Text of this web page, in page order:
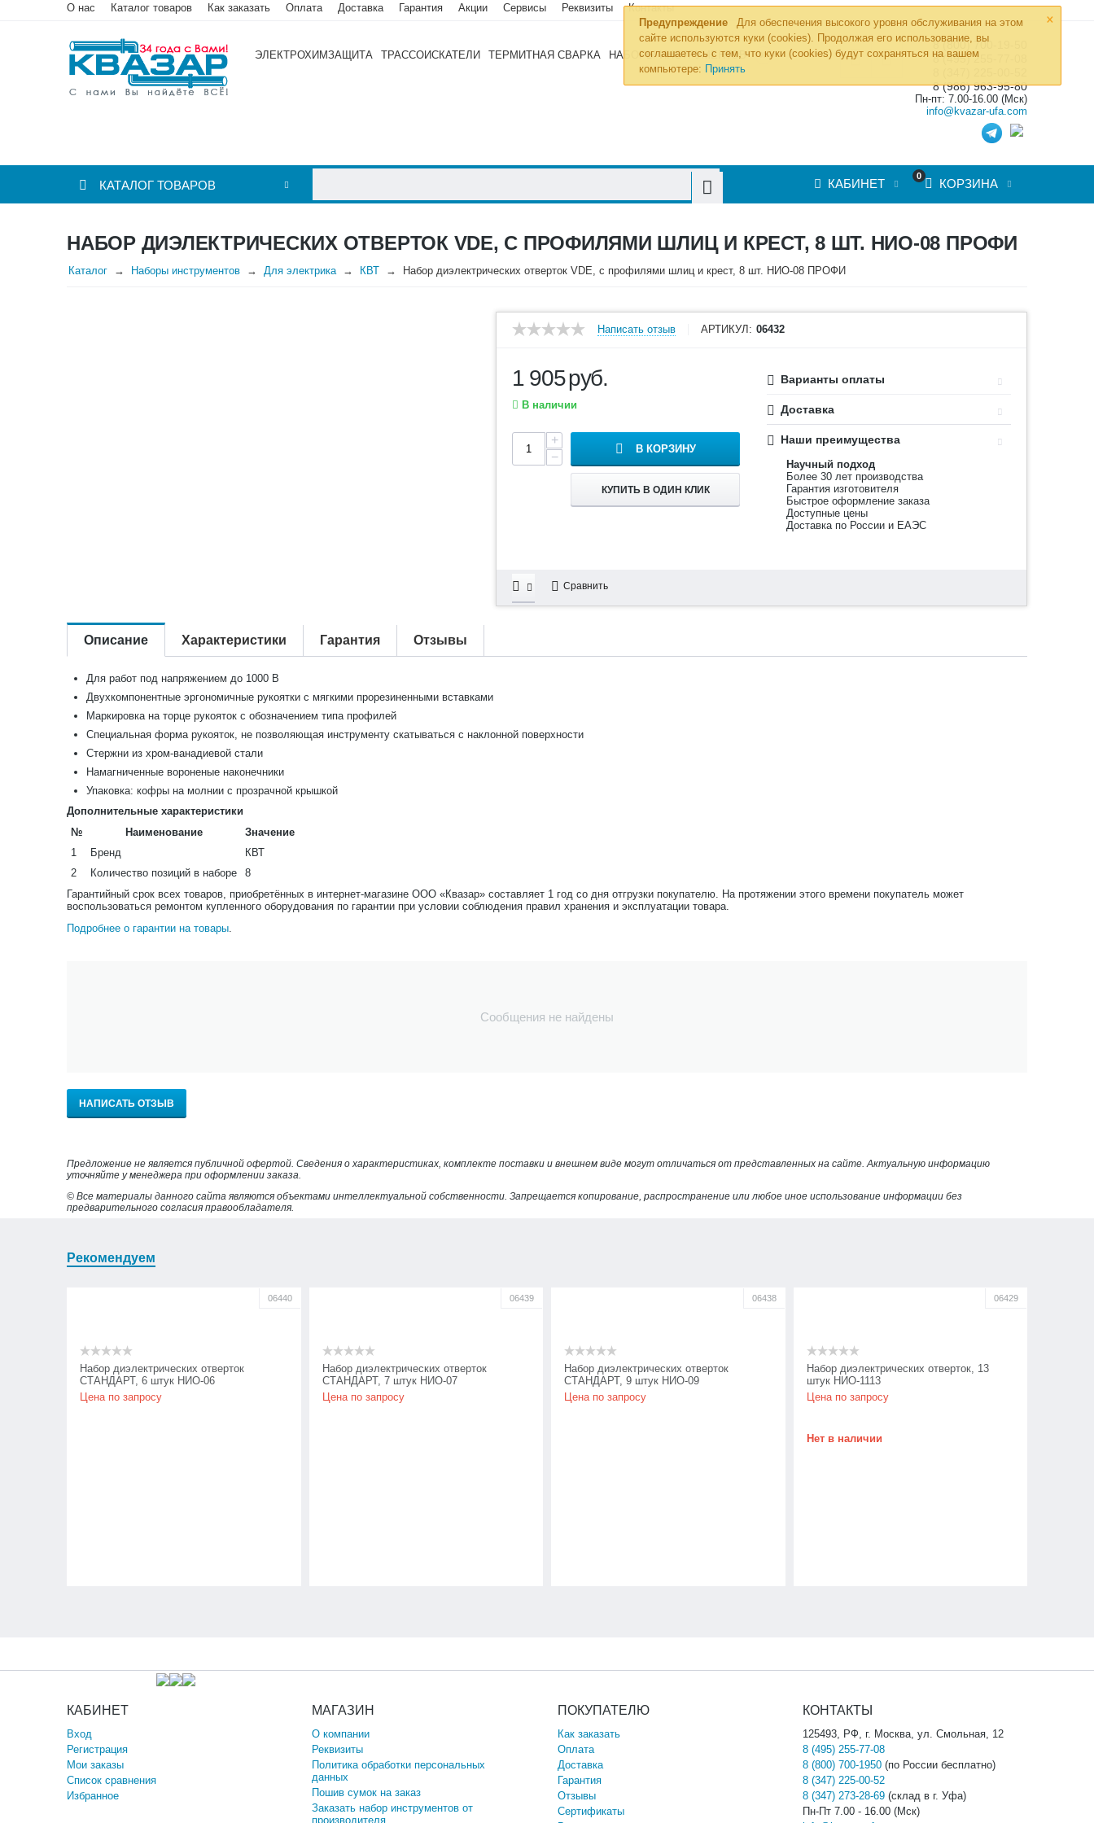
×
Предупреждение
Для обеспечения высокого уровня обслуживания на этом
сайте используются куки (cookies). Продолжая его использование, вы
соглашаетесь с тем, что куки (cookies) будут сохраняться на вашем
компьютере: Принять
О нас Каталог товаров Как заказать Оплата Доставка Гарантия Акции Сервисы Реквизиты Контакты
ЭЛЕКТРОХИМЗАЩИТА ТРАССОИСКАТЕЛИ ТЕРМИТНАЯ СВАРКА НАБОРЫ ИНСТРУМЕНТОВ »
8 (800) 700-19-50
8 (495) 255-77-08
8 (986) 963-95-80
Пн-пт: 7.00-16.00 (Мск)
info@kvazar-ufa.com
КАТАЛОГ ТОВАРОВ
0
КОРЗИНА
КАБИНЕТ
НАБОР ДИЭЛЕКТРИЧЕСКИХ ОТВЕРТОК VDE, С ПРОФИЛЯМИ ШЛИЦ И КРЕСТ, 8 ШТ. НИО-08 ПРОФИ
Каталог Наборы инструментов Для электрика КВТ Набор диэлектрических отверток VDE, с профилями шлиц и крест, 8 шт. НИО-08 ПРОФИ
Написать отзыв АРТИКУЛ: 06432
1 905руб.
В наличии
+
−
В КОРЗИНУ
КУПИТЬ В ОДИН КЛИК
Варианты оплаты
Доставка
Наши преимущества
Научный подход
Более 30 лет производства
Гарантия изготовителя
Быстрое оформление заказа
Доступные цены
Доставка по России и ЕАЭС
Сравнить
Описание Характеристики Гарантия Отзывы
Для работ под напряжением до 1000 В
Двухкомпонентные эргономичные рукоятки с мягкими прорезиненными вставками
Маркировка на торце рукояток с обозначением типа профилей
Специальная форма рукояток, не позволяющая инструменту скатываться с наклонной поверхности
Стержни из хром-ванадиевой стали
Намагниченные вороненые наконечники
Упаковка: кофры на молнии с прозрачной крышкой
Дополнительные характеристики
№
Наименование
Значение
1
Бренд
КВТ
2
Количество позиций в наборе
8
Гарантийный срок всех товаров, приобретённых в интернет-магазине ООО «Квазар» составляет 1 год со дня отгрузки покупателю. На протяжении этого времени покупатель может
воспользоваться ремонтом купленного оборудования по гарантии при условии соблюдения правил хранения и эксплуатации товара.
Подробнее о гарантии на товары.
Сообщения не найдены
НАПИСАТЬ ОТЗЫВ
Предложение не является публичной офертой. Сведения о характеристиках, комплекте поставки и внешнем виде могут отличаться от представленных на сайте. Актуальную информацию
уточняйте у менеджера при оформлении заказа.
© Все материалы данного сайта являются объектами интеллектуальной собственности. Запрещается копирование, распространение или любое иное использование информации без
предварительного согласия правообладателя.
Рекомендуем
06440
Набор диэлектрических отверток
СТАНДАРТ, 6 штук НИО-06
Цена по запросу
06439
Набор диэлектрических отверток
СТАНДАРТ, 7 штук НИО-07
Цена по запросу
06438
Набор диэлектрических отверток
СТАНДАРТ, 9 штук НИО-09
Цена по запросу
06429
Набор диэлектрических отверток, 13
штук НИО-1113
Цена по запросу
Нет в наличии
КАБИНЕТ
Вход
Регистрация
Мои заказы
Список сравнения
Избранное
МАГАЗИН
О компании
Реквизиты
Политика обработки персональных
данных
Пошив сумок на заказ
Заказать набор инструментов от
производителя
ПОКУПАТЕЛЮ
Как заказать
Оплата
Доставка
Гарантия
Отзывы
Сертификаты
КОНТАКТЫ
125493, РФ, г. Москва, ул. Смольная, 12
8 (495) 255-77-08
8 (800) 700-1950(по России бесплатно)
8 (347) 225-00-52
8 (347) 273-28-69(склад в г. Уфа)
Пн-Пт 7.00 - 16.00 (Мск)